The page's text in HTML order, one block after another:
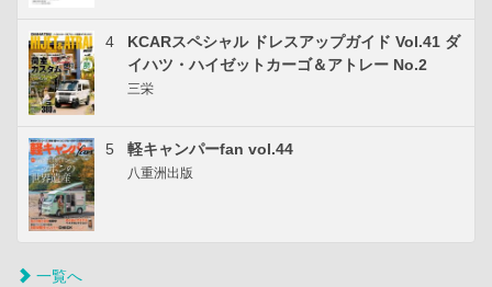
4
KCARスペシャル ドレスアップガイド Vol.41 ダ
イハツ・ハイゼットカーゴ＆アトレー No.2
三栄
5 軽キャンパーfan vol.44
八重洲出版
一覧へ